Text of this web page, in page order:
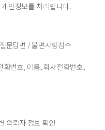
인정보를 처리합니다.
문답변 / 불편사항접수
화번호, 이름, 회사전화번호,
의뢰자 정보 확인